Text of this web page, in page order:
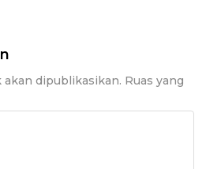
akan dipublikasikan. Ruas yang